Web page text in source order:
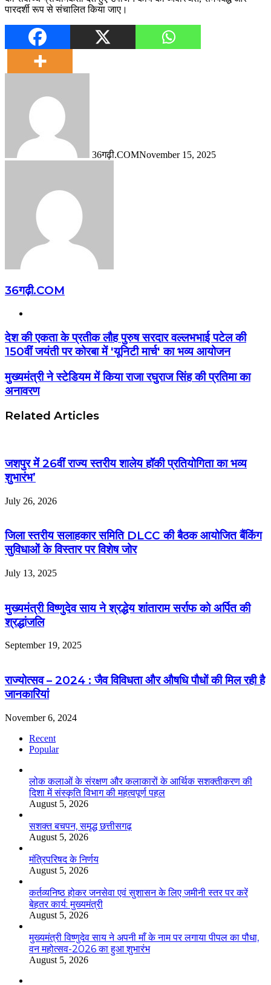
पारदर्शी रूप से संचालित किया जाए।
36गढ़ी.COMNovember 15, 2025
36गढ़ी.COM
देश की एकता के प्रतीक लौह पुरुष सरदार वल्लभभाई पटेल की
150वीं जयंती पर कोरबा में 'यूनिटी मार्च' का भव्य आयोजन
मुख्यमंत्री ने स्टेडियम में किया राजा रघुराज सिंह की प्रतिमा का
अनावरण
Related Articles
जशपुर में 26वीं राज्य स्तरीय शालेय हॉकी प्रतियोगिता का भव्य
शुभारंभ’
July 26, 2026
जिला स्तरीय सलाहकार समिति DLCC की बैठक आयोजित बैंकिंग
सुविधाओं के विस्तार पर विशेष जोर
July 13, 2025
मुख्यमंत्री विष्णुदेव साय ने श्रद्धेय शांताराम सर्राफ को अर्पित की
श्रद्धांजलि
September 19, 2025
राज्योत्सव – 2024 : जैव विविधता और औषधि पौधों की मिल रही है
जानकारियां
November 6, 2024
Recent
Popular
लोक कलाओं के संरक्षण और कलाकारों के आर्थिक सशक्तीकरण की
दिशा में संस्कृति विभाग की महत्वपूर्ण पहल
August 5, 2026
सशक्त बचपन, समृद्ध छत्तीसगढ़
August 5, 2026
मंत्रिपरिषद के निर्णय
August 5, 2026
कर्तव्यनिष्ठ होकर जनसेवा एवं सुशासन के लिए जमीनी स्तर पर करें
बेहतर कार्य: मुख्यमंत्री
August 5, 2026
मुख्यमंत्री विष्णुदेव साय ने अपनी माँ के नाम पर लगाया पीपल का पौधा,
वन महोत्सव-2026 का हुआ शुभारंभ
August 5, 2026